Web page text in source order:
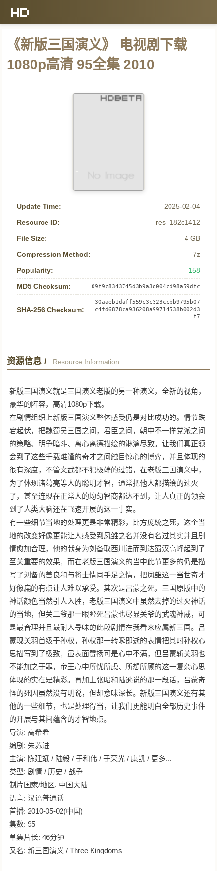
《新版三国演义》 电视剧下载
1080p高清 95全集 2010
Update Time: 2025-02-04
Resource ID: res_182c1412
File Size: 4 GB
Compression Method: 7z
Popularity: 158
MD5 Checksum: 09f9c8343745d3b9a3d004cd98a59dfc
SHA-256 Checksum:
30aaeb1daff559c3c323ccbb9795b07
c4fd6878ca936208a99714538b002d3
f7
资源信息 / Resource Information
新版三国演义就是三国演义老版的另一种演义，全新的视角，
豪华的阵容，高清1080p下载。
在剧情组织上新版三国演义整体感受仍是对比成功的。情节跌
宕起伏，把魏蜀吴三国之间，君臣之间，朝中不一样党派之间
的策略、明争暗斗、离心离德描绘的淋漓尽致。让我们真正领
会到了这些千载难逢的奇才之间触目惊心的博弈，并且体现的
很有深度，不管文武都不犯极端的过错，在老版三国演义中，
为了体现诸葛亮等人的聪明才智，通常把他人都描绘的过火
了，甚至连现在正常人的均匀智商都达不到，让人真正的领会
到了人类大脑还在飞速开展的这一事实。
有一些细节当地的处理更是非常精彩，比方庞统之死，这个当
地的改变好像更能让人感受到凤雏之名并没有名过其实并且剧
情愈加合理，他的献身为刘备取西川进而到达蜀汉高峰起到了
至关重要的效果，而在老版三国演义的当中此节更多的仍是描
写了刘备的善良和与将士情同手足之情，把凤雏这一当世奇才
好像扁的有点让人难以承受。其次是吕蒙之死，三国原版中的
神话颜色当然引人入胜，老版三国演义中虽然去掉的过火神话
的当地，但关二爷那一眼瞪死吕蒙也尽显关爷的武魂神威，可
是最合理并且最耐人寻味的此段剧情在我看来应属新三国。吕
蒙现关羽首级于孙权，孙权那一转瞬即逝的表情把其时孙权心
思描写到了极致，虽表面赞扬可是心中不满，但吕蒙斩关羽也
不能加之于罪，帝王心中所忧所虑、所想所顾的这一复杂心思
体现的实在是精彩。再加上张昭和陆逊说的那一段话，吕蒙奇
怪的死因虽然没有明说，但却意味深长。新版三国演义还有其
他的一些细节，也是处理得当，让我们更能明白全部历史事件
的开展与其间蕴含的才智地点。
导演: 高希希
编剧: 朱苏进
主演: 陈建斌 / 陆毅 / 于和伟 / 于荣光 / 康凯 / 更多...
类型: 剧情 / 历史 / 战争
制片国家/地区: 中国大陆
语言: 汉语普通话
首播: 2010-05-02(中国)
集数: 95
单集片长: 46分钟
又名: 新三国演义 / Three Kingdoms